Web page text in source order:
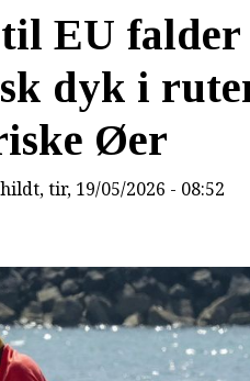
EU falder
dyk i
Øer
, tir, 19/05/2026 - 08:52